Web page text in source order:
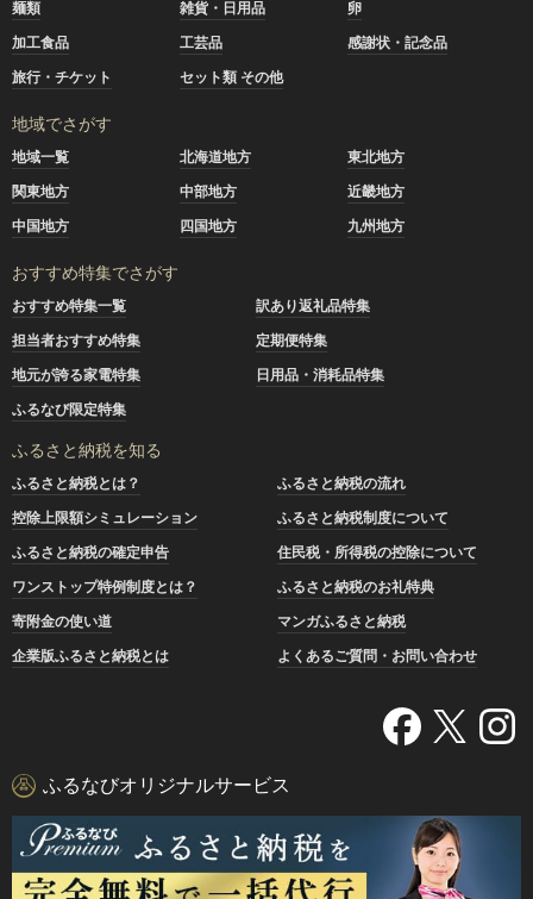
麺類
雑貨・日用品
卵
加工食品
工芸品
感謝状・記念品
旅行・チケット
セット類 その他
地域でさがす
地域一覧 北海道地方
東北地方
関東地方
中部地方
近畿地方
中国地方
四国地方 九州地方
おすすめ特集でさがす
おすすめ特集一覧
訳あり返礼品特集
担当者おすすめ特集
定期便特集
地元が誇る家電特集
日用品・消耗品特集
ふるなび限定特集
ふるさと納税を知る
ふるさと納税とは？
ふるさと納税の流れ
控除上限額シミュレーション
ふるさと納税制度について
ふるさと納税の確定申告
住民税・所得税の控除について
ワンストップ特例制度とは？
ふるさと納税のお礼特典
寄附金の使い道
マンガふるさと納税
企業版ふるさと納税とは
よくあるご質問・お問い合わせ
ふるなびオリジナルサービス